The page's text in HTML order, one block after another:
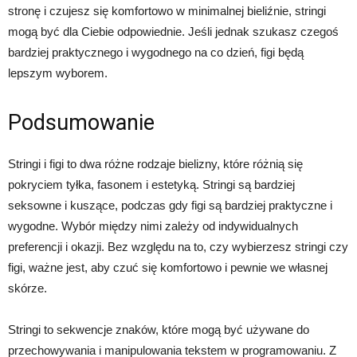
stronę i czujesz się komfortowo w minimalnej bieliźnie, stringi
mogą być dla Ciebie odpowiednie. Jeśli jednak szukasz czegoś
bardziej praktycznego i wygodnego na co dzień, figi będą
lepszym wyborem.
Podsumowanie
Stringi i figi to dwa różne rodzaje bielizny, które różnią się
pokryciem tyłka, fasonem i estetyką. Stringi są bardziej
seksowne i kuszące, podczas gdy figi są bardziej praktyczne i
wygodne. Wybór między nimi zależy od indywidualnych
preferencji i okazji. Bez względu na to, czy wybierzesz stringi czy
figi, ważne jest, aby czuć się komfortowo i pewnie we własnej
skórze.
Stringi to sekwencje znaków, które mogą być używane do
przechowywania i manipulowania tekstem w programowaniu. Z